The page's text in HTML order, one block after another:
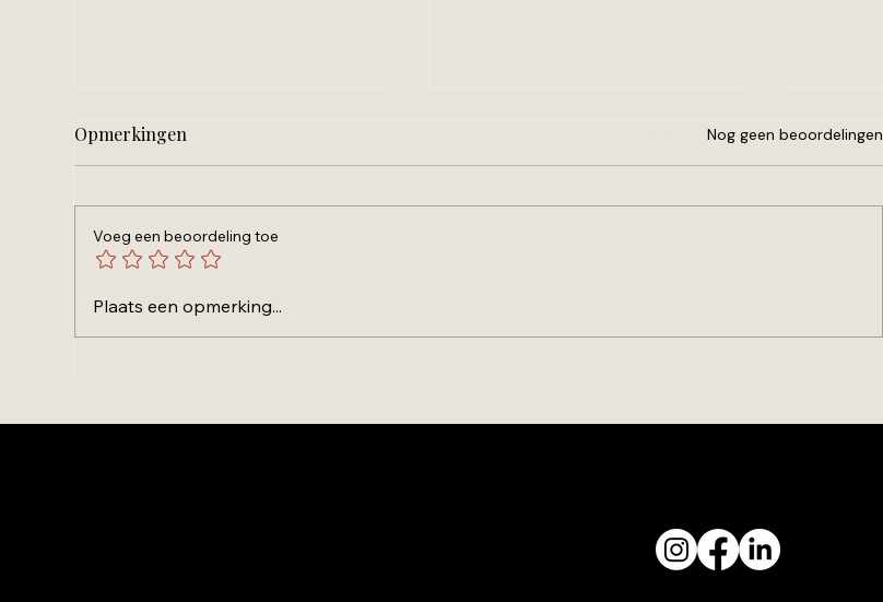
Iedere man wordt als een
Opmerkingen Beoordeeld met 0 uit 5 sterren.
Nog geen beoordelingen
Voeg een beoordeling toe
Plaats een opmerking...